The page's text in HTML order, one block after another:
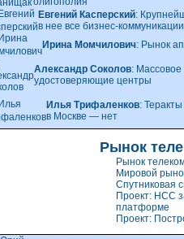
Евгений Касперский:
в нее все бизнес-коммуникации
Ирина Момчилович: Рынок
Александр Соколов:
удостоверяющие центры
Илья Трифаленков:
в Москве — нет
Рынок
Рынок
Мировой
Спутниковая
Проект: НСС
платформе
Проект: